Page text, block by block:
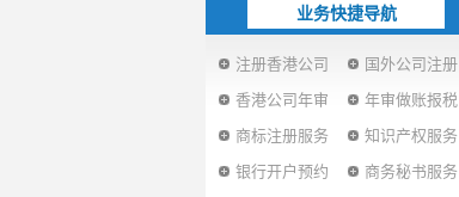
业务快捷导航
注册香港公司
国外公司注册
香港公司年审
年审做账报税
商标注册服务
知识产权服务
银行开户预约
商务秘书服务